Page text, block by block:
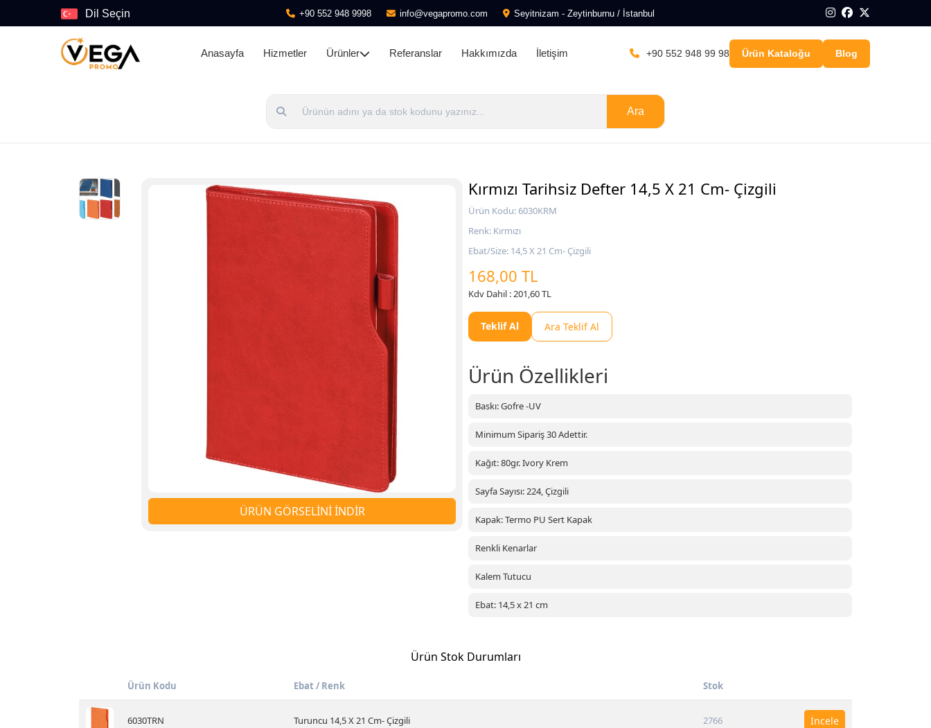
Dil Seçin +90 552 948 9998 info@vegapromo.com Seyitnizam - Zeytinburnu / İstanbul
Anasayfa Hizmetler Ürünler Referanslar Hakkımızda İletişim +90 552 948 99 98 Ürün Kataloğu Blog
Ara
ÜRÜN GÖRSELİNİ İNDİR
Kırmızı Tarihsiz Defter 14,5 X 21 Cm- Çizgili
Ürün Kodu: 6030KRM
Renk: Kırmızı
Ebat/Size: 14,5 X 21 Cm- Çizgili
168,00 TL
Kdv Dahil : 201,60 TL
Teklif Al Ara Teklif Al
Ürün Özellikleri
Baskı: Gofre -UV
Minimum Sipariş 30 Adettir.
Kağıt: 80gr. Ivory Krem
Sayfa Sayısı: 224, Çizgili
Kapak: Termo PU Sert Kapak
Renkli Kenarlar
Kalem Tutucu
Ebat: 14,5 x 21 cm
Ürün Stok Durumları
Ürün Kodu Ebat / Renk Stok
6030TRN Turuncu 14,5 X 21 Cm- Çizgili 2766 İncele